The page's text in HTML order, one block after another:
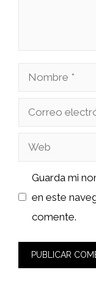
Nombre
Correo
Web
Guarda mi
en este
comente.